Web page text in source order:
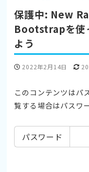
保護中: New
Bootstrapを使
よう
投稿日
2022年2月14日 更
このコンテンツはパ
覧する場合はパスワ
パスワード